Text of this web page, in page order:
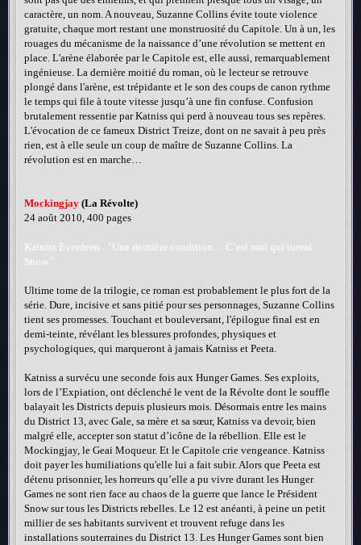
caractère, un nom. A nouveau, Suzanne Collins évite toute violence
gratuite, chaque mort restant une monstruosité du Capitole. Un à un, les
rouages du mécanisme de la naissance d’une révolution se mettent en
place. L'arène élaborée par le Capitole est, elle aussi, remarquablement
ingénieuse. La dernière moitié du roman, où le lecteur se retrouve
plongé dans l'arène, est trépidante et le son des coups de canon rythme
le temps qui file à toute vitesse jusqu’à une fin confuse. Confusion
brutalement ressentie par Katniss qui perd à nouveau tous ses repères.
L'évocation de ce fameux District Treize, dont on ne savait à peu près
rien, est à elle seule un coup de maître de Suzanne Collins. La
révolution est en marche…
Mockingjay (La Révolte)
24 août 2010, 400 pages
Katniss Everdeen : "Une dernière condition… C’est moi qui tuerai
Snow."
Ultime tome de la trilogie, ce roman est probablement le plus fort de la
série. Dure, incisive et sans pitié pour ses personnages, Suzanne Collins
tient ses promesses. Touchant et bouleversant, l'épilogue final est en
demi-teinte, révélant les blessures profondes, physiques et
psychologiques, qui marqueront à jamais Katniss et Peeta.
Katniss a survécu une seconde fois aux Hunger Games. Ses exploits,
lors de l’Expiation, ont déclenché le vent de la Révolte dont le souffle
balayait les Districts depuis plusieurs mois. Désormais entre les mains
du District 13, avec Gale, sa mère et sa sœur, Katniss va devoir, bien
malgré elle, accepter son statut d’icône de la rébellion. Elle est le
Mockingjay, le Geai Moqueur. Et le Capitole crie vengeance. Katniss
doit payer les humiliations qu'elle lui a fait subir. Alors que Peeta est
détenu prisonnier, les horreurs qu’elle a pu vivre durant les Hunger
Games ne sont rien face au chaos de la guerre que lance le Président
Snow sur tous les Districts rebelles. Le 12 est anéanti, à peine un petit
millier de ses habitants survivent et trouvent refuge dans les
installations souterraines du District 13. Les Hunger Games sont bien